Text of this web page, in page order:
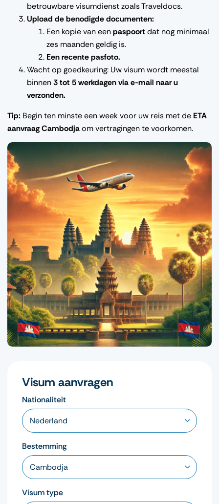
betrouwbarevisumdienstzoalsTraveldocs.
Upload debenodigdedocumenten:
Een kopievaneenpaspoortdat nog minimaal
zes maandengeldig is.
Eenrecentepasfoto.
Wacht opgoedkeuring: Uwvisumwordt meestal
binnen3 tot 5werkdagenvia e-mail naaru
verzonden.
Tip: Begin ten minsteeenweekvoor uw reis met de ETA
aanvraagCambodjaomvertragingentevoorkomen.
Visum aanvragen
Nationaliteit
Bestemming
Visum type